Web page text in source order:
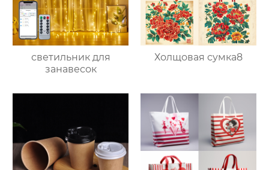
светильник для
занавесок
Холщовая сумка8